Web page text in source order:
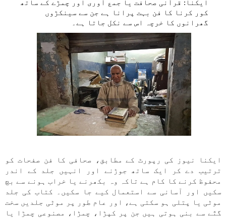
ایکنا: قرآنی صحافت یا جمع آوری اور چمڑے کے ساتھ
کور کرنا کا فن بہت پرانا ہے جن سے سینکڑوں
گھرانوں کا خرچہ اس سے نکل جاتا ہے۔
ایکنا نیوز کی رپورٹ کے مطابق، صحافی کا فن صفحات کو
ترتیب دے کر ایک ساتھ جوڑنے اور انہیں جلد کے اندر
محفوظ کرنے کا کام ہے تاکہ وہ بکھرنے یا خراب ہونے سے بچ
سکیں اور آسانی سے استعمال کیے جا سکیں۔ کتاب کی جلد
موٹی یا پتلی ہو سکتی ہے، اور عام طور پر موٹی جلدیں سخت
گتّے سے بنی ہوتی ہیں جن پر کپڑا، چمڑا، مصنوعی چمڑا یا